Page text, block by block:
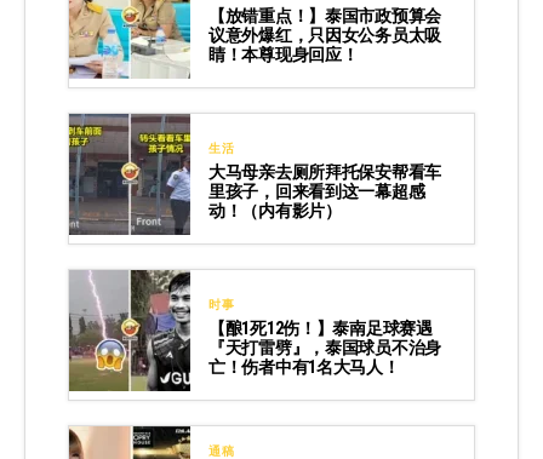
【放错重点！】泰国市政预算会
议意外爆红，只因女公务员太吸
睛！本尊现身回应！
生活
大马母亲去厕所拜托保安帮看车
里孩子，回来看到这一幕超感
动！（内有影片）
时事
【酿1死12伤！】泰南足球赛遇
『天打雷劈』，泰国球员不治身
亡！伤者中有1名大马人！
通稿